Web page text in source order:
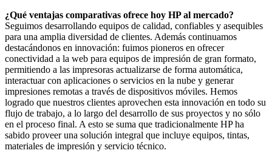
¿Qué ventajas comparativas ofrece hoy HP al mercado?
Seguimos desarrollando equipos de calidad, confiables y asequibles
para una amplia diversidad de clientes. Además continuamos
destacándonos en innovación: fuimos pioneros en ofrecer
conectividad a la web para equipos de impresión de gran formato,
permitiendo a las impresoras actualizarse de forma automática,
interactuar con aplicaciones o servicios en la nube y generar
impresiones remotas a través de dispositivos móviles. Hemos
logrado que nuestros clientes aprovechen esta innovación en todo su
flujo de trabajo, a lo largo del desarrollo de sus proyectos y no sólo
en el proceso final. A esto se suma que tradicionalmente HP ha
sabido proveer una solución integral que incluye equipos, tintas,
materiales de impresión y servicio técnico.